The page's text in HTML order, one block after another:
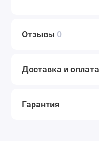
Отзывы 0
Доставка и оплата
Гарантия